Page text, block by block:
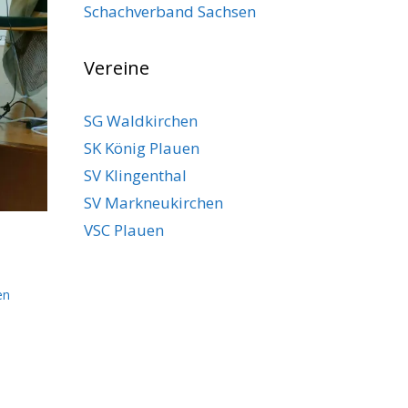
Schachverband Sachsen
Vereine
SG Waldkirchen
SK König Plauen
SV Klingenthal
SV Markneukirchen
VSC Plauen